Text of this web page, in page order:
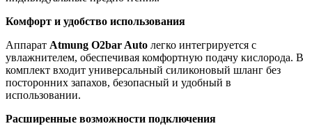
Комфорт и удобство использования
Аппарат Atmung O2bar Auto легко интегрируется с
увлажнителем, обеспечивая комфортную подачу кислорода. В
комплект входит универсальный силиконовый шланг без
посторонних запахов, безопасный и удобный в
использовании.
Расширенные возможности подключения